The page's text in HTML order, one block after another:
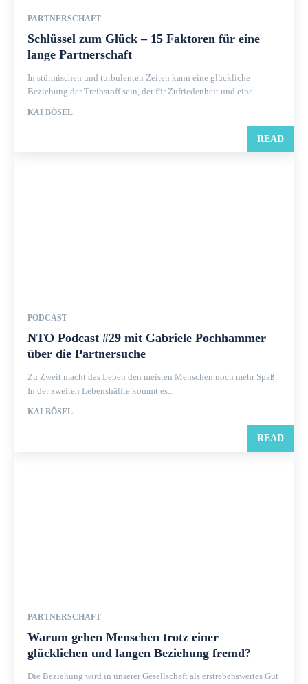
PARTNERSCHAFT
Schlüssel zum Glück – 15 Faktoren für eine
lange Partnerschaft
In stürmischen und turbulenten Zeiten kann eine glückliche
Beziehung der Treibstoff sein, der für Zufriedenheit und eine...
KAI BÖSEL
READ
PODCAST
NTO Podcast #29 mit Gabriele Pochhammer
über die Partnersuche
Zu Zweit macht das Leben den meisten Menschen noch mehr Spaß.
In der zweiten Lebenshälfte kommt es...
KAI BÖSEL
READ
PARTNERSCHAFT
Warum gehen Menschen trotz einer
glücklichen und langen Beziehung fremd?
Die Beziehung wird in unserer Gesellschaft als erstrebenswertes Gut